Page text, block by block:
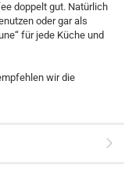
doppelt gut. Natürlich
oder gar als
für jede Küche und
wir die